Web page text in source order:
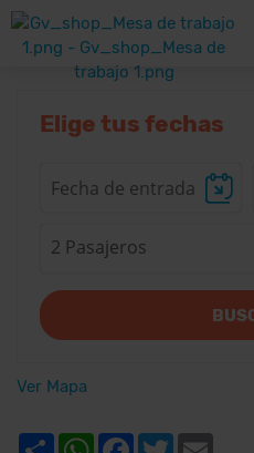
Elige tus fechas
2 Pasajeros
Ver Mapa
Share WhatsAppFacebook
Twitter